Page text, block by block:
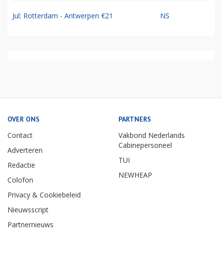
Jul: Rotterdam - Antwerpen €21 NS
OVER ONS
Contact
Adverteren
Redactie
Colofon
Privacy & Cookiebeleid
Nieuwsscript
Partnernieuws
PARTNERS
Vakbond Nederlands
Cabinepersoneel
TUI
NEWHEAP